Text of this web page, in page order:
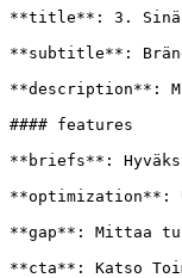
**title**: 3. Sinä
**subtitle**:
**description**:
#### features
**briefs**:
**optimization**:
**gap**: Mittaa
**cta**: Katso